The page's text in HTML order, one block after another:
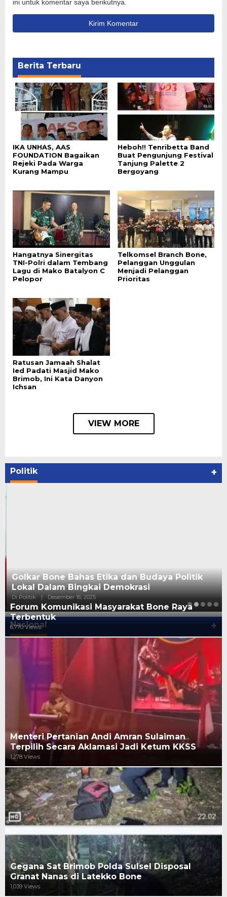
ini untuk komentar saya berikutnya.
Berita Terbaru
IKA UNHAS, AAS
FOUNDATION Bagaikan
Rejeki Pada Warga
Kurang Mampu
Heboh!! Tenribetta Band
Buat Pengunjung Festival
Tanjung Palette 2
Bergoyang
Hangatnya Sinergitas
TNI-Polri dalam Tembang
Lagu di Mako Batalyon C
Pelopor
Telkomsel Branch Bone,
Pelanggan Unggulan
Menjadi Pelanggan
Prioritas
Ratusan Jamaah Shalat
Ied Padati Masjid Mako
Brimob, Ini Kata Danyon
Ichsan
VIEW MORE
Politik +
Golkar Bone Bahas Etika dan Budaya Politik
Lokal Dalam Bingkai Demokrasi
Di Politik | Desember 16, 2025
Nasional +
Forum Komunikasi Masyarakat Bone Raya
Terbentuk
6,770 Views
Menteri Pertanian Andi Amran Sulaiman
Terpilih Secara Aklamasi Jadi Ketum KKSS
1,278 Views
Gegana Sat Brimob Polda Sulsel Disposal
Granat Nanas di Latekko Bone
1,039 Views